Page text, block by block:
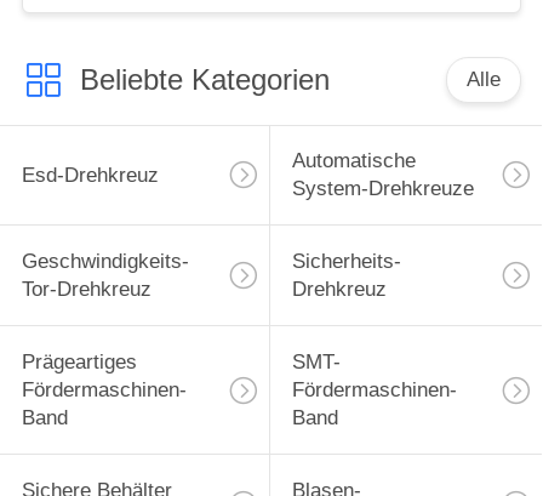
Beliebte Kategorien Alle
Esd-Drehkreuz
Automatische
System-Drehkreuze
Geschwindigkeits-
Tor-Drehkreuz
Sicherheits-
Drehkreuz
Prägeartiges
Fördermaschinen-
Band
SMT-
Fördermaschinen-
Band
Sichere Behälter Blasen-